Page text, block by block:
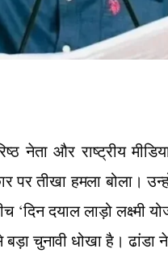
नेता और राष्ट्रीय
पर तीखा हमला बोला।
दयाल लाड़ो लक्ष्मी
चुनावी धोखा है। ढांडा